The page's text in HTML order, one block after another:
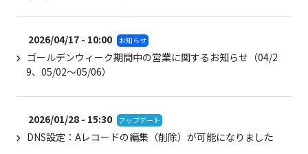
2026/04/17 - 10:00 お知らせ
ゴールデンウィーク期間中の営業に関するお知らせ（04/2
9、05/02～05/06）
2026/01/28 - 15:30 アップデート
DNS設定：Aレコードの編集（削除）が可能になりました